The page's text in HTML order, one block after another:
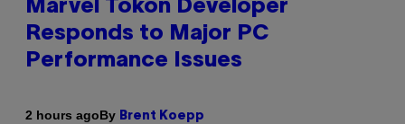
Marvel Tokon Developer
Responds to Major PC
Performance Issues
2 hours agoBy Brent Koepp